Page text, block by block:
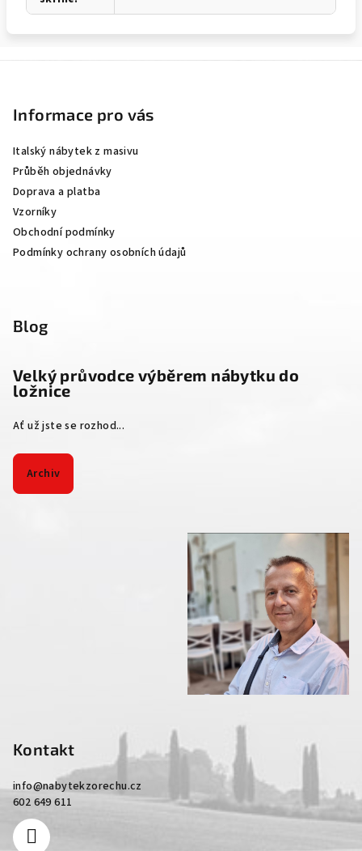
Informace pro vás
Italský nábytek z masivu
Průběh objednávky
Doprava a platba
Vzorníky
Obchodní podmínky
Podmínky ochrany osobních údajů
Blog
Velký průvodce výběrem nábytku do
ložnice
Ať už jste se rozhod...
Archiv
Kontakt
info@nabytekzorechu.cz
602 649 611